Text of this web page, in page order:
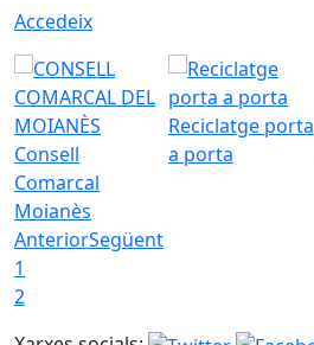
Accedeix
Consell
Comarcal
Moianès
Reciclatge porta
a porta
AnteriorSegüent
1
2